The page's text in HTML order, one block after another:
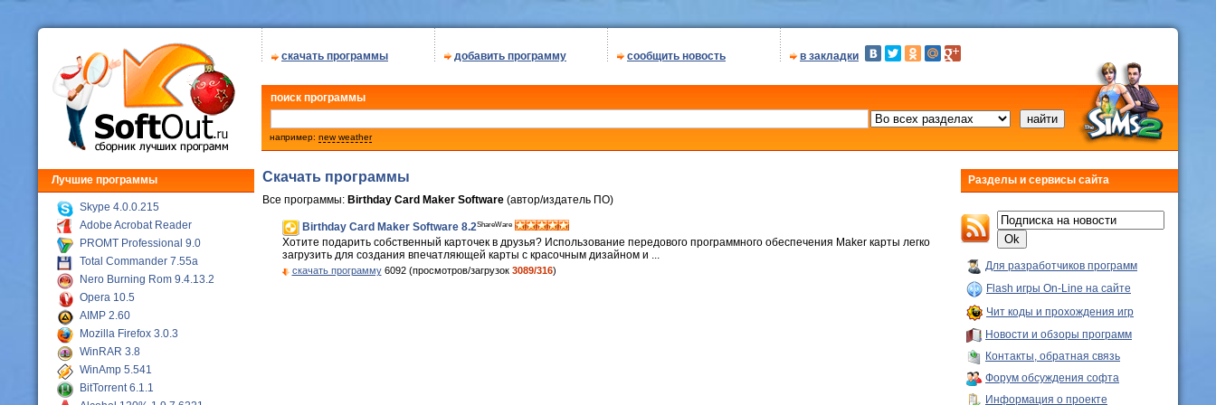
скачать программы добавить программу сообщить новость в закладки
поиск программы
например: new weather
Лучшие программы
Skype 4.0.0.215
Adobe Acrobat Reader
PROMT Professional 9.0
Total Commander 7.55a
Nero Burning Rom 9.4.13.2
Opera 10.5
AIMP 2.60
Mozilla Firefox 3.0.3
WinRAR 3.8
WinAmp 5.541
BitTorrent 6.1.1
Скачать программы
Все программы: Birthday Card Maker Software (автор/издатель ПО)
Birthday Card Maker Software 8.2ShareWare
Хотите подарить собственный карточек в друзья? Использование передового программного обеспечения Maker карты легко
загрузить для создания впечатляющей карты с красочным дизайном и ...
скачать программу6092 (просмотров/загрузок 3089/316)
Разделы и сервисы сайта
Для разработчиков программ
Flash игры On-Line на сайте
Чит коды и прохождения игр
Новости и обзоры программ
Контакты, обратная связь
Форум обсуждения софта
Информация о проекте